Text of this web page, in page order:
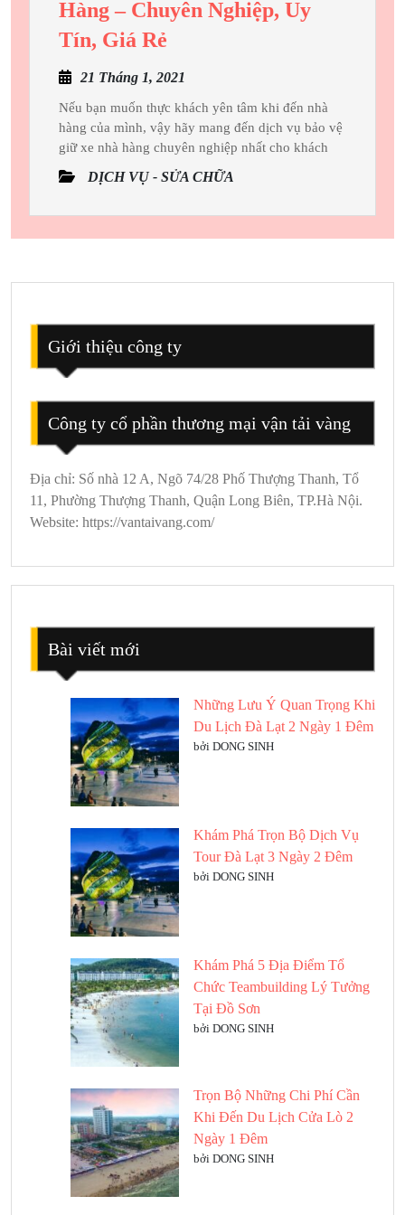
Hàng – Chuyên Nghiệp, Uy
Tín, Giá Rẻ
Bảo
Vệ
Giữ
Xe
Nhà
Hàng
–
Nghiệp,
Tín,
Giá
21 Tháng 1, 2021
1,
2021
Nếu bạn muốn thực khách yên tâm khi đến nhà
hàng của mình, vậy hãy mang đến dịch vụ bảo vệ
giữ xe nhà hàng chuyên nghiệp nhất cho khách
DỊCH VỤ - SỬA CHỮA
Giới thiệu công ty
Công ty cổ phần thương mại vận tải vàng
Địa chỉ: Số nhà 12 A, Ngõ 74/28 Phố Thượng Thanh, Tổ
11, Phường Thượng Thanh, Quận Long Biên, TP.Hà Nội.
Website: https://vantaivang.com/
Bài viết mới
Những Lưu Ý Quan Trọng Khi
Du Lịch Đà Lạt 2 Ngày 1 Đêm
bởi DONG SINH
Khám Phá Trọn Bộ Dịch Vụ
Tour Đà Lạt 3 Ngày 2 Đêm
bởi DONG SINH
Khám Phá 5 Địa Điểm Tổ
Chức Teambuilding Lý Tưởng
Tại Đồ Sơn
bởi DONG SINH
Trọn Bộ Những Chi Phí Cần
Khi Đến Du Lịch Cửa Lò 2
Ngày 1 Đêm
bởi DONG SINH